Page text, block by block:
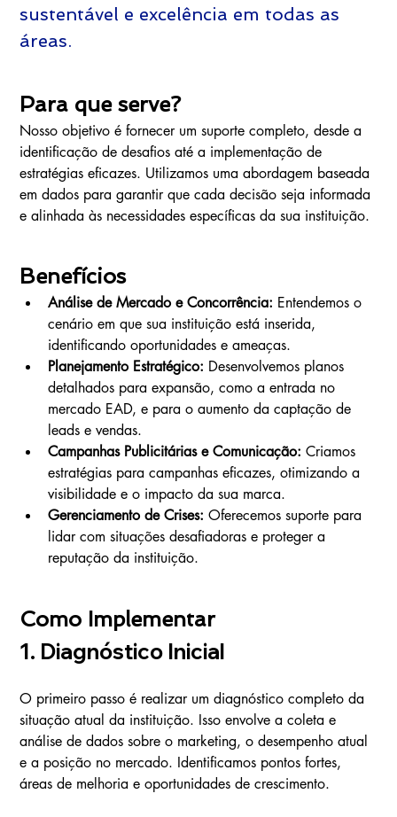
Como Implementar
1. Diagnóstico Inicial
O primeiro passo é realizar um diagnóstico completo da
situação atual da instituição. Isso envolve a coleta e
análise de dados sobre o marketing, o desempenho atual
e a posição no mercado. Identificamos pontos fortes,
áreas de melhoria e oportunidades de crescimento.
Benefícios
Análise de Mercado e Concorrência: Entendemos o
cenário em que sua instituição está inserida,
identificando oportunidades e ameaças.
Planejamento Estratégico: Desenvolvemos planos
detalhados para expansão, como a entrada no
mercado EAD, e para o aumento da captação de
leads e vendas.
Campanhas Publicitárias e Comunicação: Criamos
estratégias para campanhas eficazes, otimizando a
visibilidade e o impacto da sua marca.
Gerenciamento de Crises: Oferecemos suporte para
lidar com situações desafiadoras e proteger a
reputação da instituição.
Para que serve?
Nosso objetivo é fornecer um suporte completo, desde a
identificação de desafios até a implementação de
estratégias eficazes. Utilizamos uma abordagem baseada
em dados para garantir que cada decisão seja informada
e alinhada às necessidades específicas da sua instituição.
sustentável e excelência em todas as
áreas.